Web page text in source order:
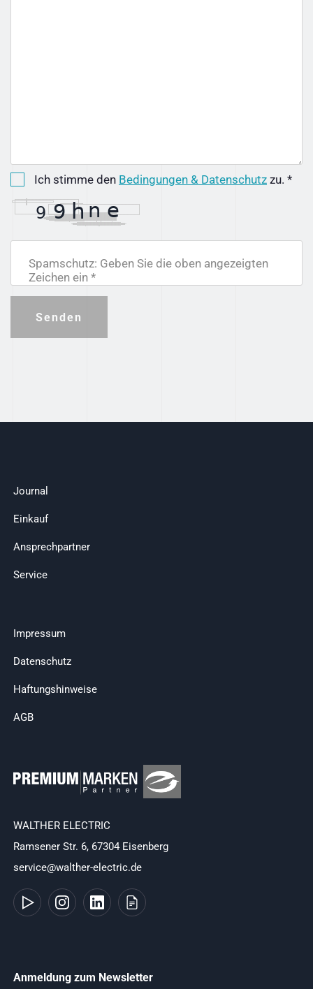
Ich stimme den Bedingungen & Datenschutz zu. *
Spamschutz: Geben Sie die oben angezeigten
Zeichen ein *
Senden
Journal
Einkauf
Ansprechpartner
Service
Impressum
Datenschutz
Haftungshinweise
AGB
WALTHER ELECTRIC
Ramsener Str. 6, 67304 Eisenberg
service@walther-electric.de
Anmeldung zum Newsletter